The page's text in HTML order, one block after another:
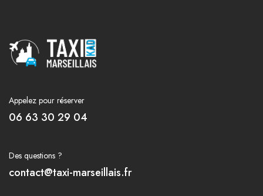
Appelez pour réserver
06 63 30 29 04
Des questions ?
contact@taxi-marseillais.fr